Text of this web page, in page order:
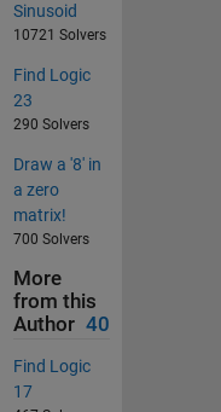
Sinusoid
10721 Solvers
Find Logic
23
290 Solvers
Draw a '8' in
a zero
matrix!
700 Solvers
More
from this
Author 40
Find Logic
17